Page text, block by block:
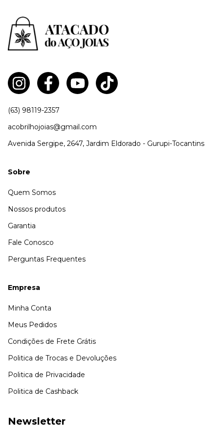
(63) 98119-2357
acobrilhojoias@gmail.com
Avenida Sergipe, 2647, Jardim Eldorado - Gurupi-Tocantins
Sobre
Quem Somos
Nossos produtos
Garantia
Fale Conosco
Perguntas Frequentes
Empresa
Minha Conta
Meus Pedidos
Condições de Frete Grátis
Politica de Trocas e Devoluções
Politica de Privacidade
Politica de Cashback
Newsletter